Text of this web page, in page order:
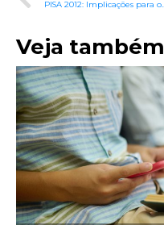
Veja também